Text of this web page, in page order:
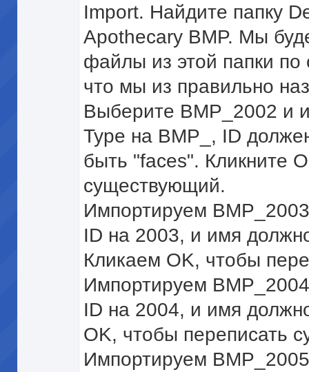
Import. Найдите папку
Apothecary BMP. Мы
файлы из этой папки по
что мы из правильно
Выберите BMP_2002 и
Type на BMP_, ID
быть "faces". Кликните
существующий.
Импортируем
ID на 2003, и имя
Кликаем OK, чтобы
Импортируем
ID на 2004, и имя
OK, чтобы переписать
Импортируем